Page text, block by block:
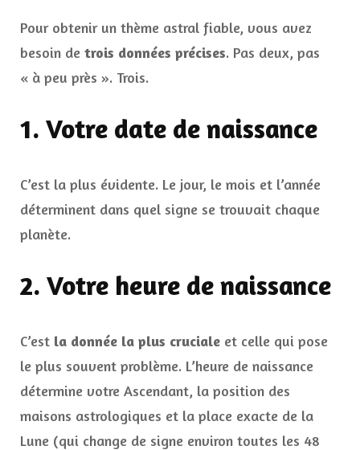
Pour obtenir un thème astral fiable, vous avez
besoin de trois données précises. Pas deux, pas
« à peu près ». Trois.
1. Votre date de naissance
C’est la plus évidente. Le jour, le mois et l’année
déterminent dans quel signe se trouvait chaque
planète.
2. Votre heure de naissance
C’est la donnée la plus cruciale et celle qui pose
le plus souvent problème. L’heure de naissance
détermine votre Ascendant, la position des
maisons astrologiques et la place exacte de la
Lune (qui change de signe environ toutes les 48